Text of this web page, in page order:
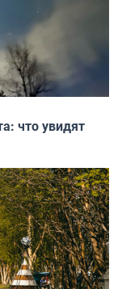
что увидят